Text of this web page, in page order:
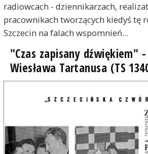
radiowcach - dziennikarzach,
pracownikach tworzących kiedyś tę
Szczecin na falach wspomnień...
"Czas zapisany dźwiękiem"
Wiesława Tartanusa (TS